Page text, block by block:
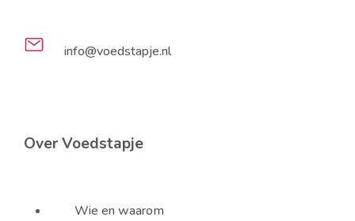
info@voedstapje.nl
Over Voedstapje
Wie en waarom